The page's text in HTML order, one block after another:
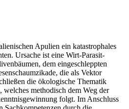
Apulien ein katastrophales
Ursache ist eine Wirt-Parasit-
dem eingeschleppten
die als Vektor
die ökologische Thematik
welches methodisch dem Weg der
folgt. Im Anschluss